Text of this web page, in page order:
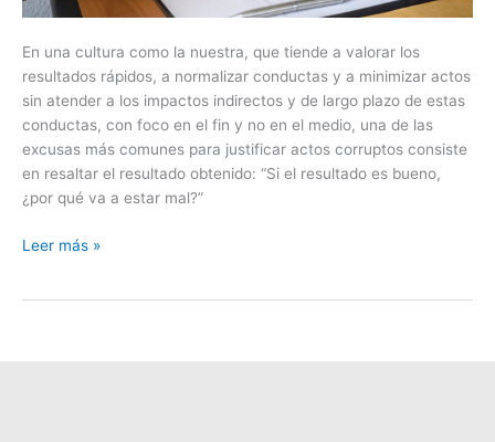
En una cultura como la nuestra, que tiende a valorar los
resultados rápidos, a norma­lizar conductas y a minimizar actos
sin atender a los impactos indirectos y de largo plazo de estas
conductas, con foco en el fin y no en el medio, una de las
excusas más comunes para justificar actos corruptos consiste
en resaltar el resultado obtenido: “Si el resultado es bueno,
¿por qué va a estar mal?”
Leer más »